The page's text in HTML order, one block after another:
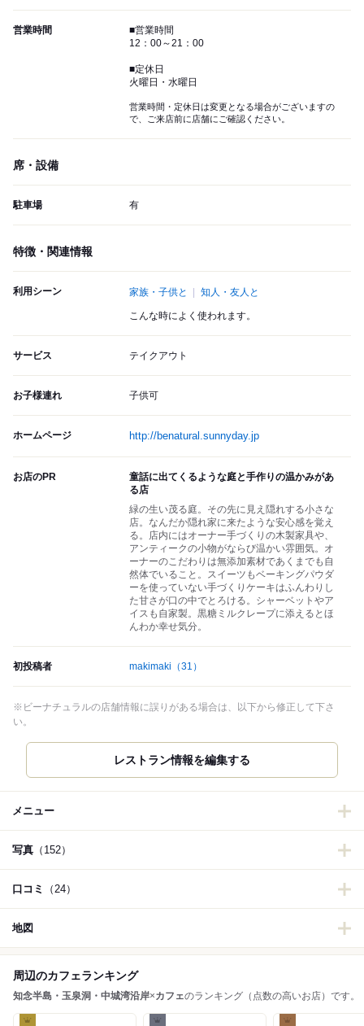
営業時間
■営業時間
12：00～21：00
■定休日
火曜日・水曜日
営業時間・定休日は変更となる場合がございますの
で、ご来店前に店舗にご確認ください。
席・設備
駐車場 有
特徴・関連情報
利用シーン 家族・子供と 知人・友人と
こんな時によく使われます。
サービス テイクアウト
お子様連れ 子供可
ホームページ http://benatural.sunnyday.jp
お店のPR
童話に出てくるような庭と手作りの温かみがあ
る店
緑の生い茂る庭。その先に見え隠れする小さな
店。なんだか隠れ家に来たような安心感を覚え
る。店内にはオーナー手づくりの木製家具や、
アンティークの小物がならび温かい雰囲気。オ
ーナーのこだわりは無添加素材であくまでも自
然体でいること。スイーツもベーキングパウダ
ーを使っていない手づくりケーキはふんわりし
た甘さが口の中でとろける。シャーベットやア
イスも自家製。黒糖ミルクレープに添えるとほ
んわか幸せ気分。
初投稿者 makimaki （31）
※ビーナチュラルの店舗情報に誤りがある場合は、以下から修正して下さ
い。
メニュー
写真 （152）
口コミ （24）
地図
周辺のカフェランキング
知念半島・玉泉洞・中城湾沿岸×カフェのランキング（点数の高いお店）です。